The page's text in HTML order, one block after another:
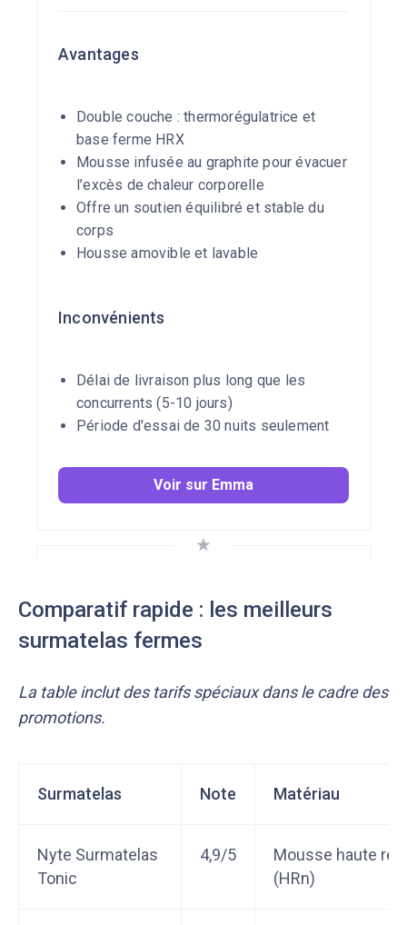
Avantages
Double couche : thermorégulatrice et
base ferme HRX
Mousse infusée au graphite pour évacuer
l’excès de chaleur corporelle
Offre un soutien équilibré et stable du
corps
Housse amovible et lavable
Inconvénients
Délai de livraison plus long que les
concurrents (5-10 jours)
Période d'essai de 30 nuits seulement
Voir sur Emma
Comparatif rapide : les meilleurs
surmatelas fermes
La table inclut des tarifs spéciaux dans le cadre des
promotions.
Surmatelas Note Matériau
Nyte Surmatelas
Tonic
4,9/5
Mousse haute
(HRn)